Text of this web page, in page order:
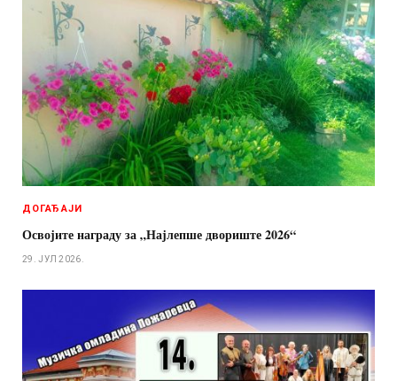
ДОГАЂАЈИ
Освојите награду за „Најлепше двориште 2026“
29. ЈУЛ 2026.